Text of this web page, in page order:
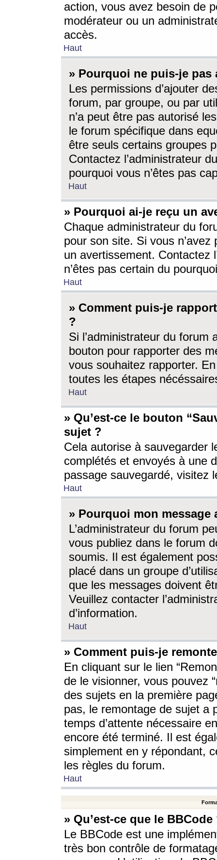
action, vous avez besoin de
modérateur ou un
accès.
Haut
» Pourquoi ne puis-je
Les permissions d’ajouter
forum, par groupe, ou par
n’a peut être pas autorisé
le forum spécifique dans
être seuls certains groupes
Contactez l’administrateur
pourquoi vous n’êtes pas
Haut
» Pourquoi ai-je reçu un
Chaque administrateur du
pour son site. Si vous
un avertissement. Contactez
n’êtes pas certain du
Haut
» Comment puis-je
?
Si l’administrateur du forum
bouton pour rapporter des
vous souhaitez rapporter.
toutes les étapes
Haut
» Qu’est-ce le bouton
sujet ?
Cela autorise à sauvegarder
complétés et envoyés à une
passage sauvegardé, visitez
Haut
» Pourquoi mon message
L’administrateur du forum
vous publiez dans le forum
soumis. Il est également
placé dans un groupe
que les messages doivent
Veuillez contacter
d’information.
Haut
» Comment puis-je
En cliquant sur le lien
de le visionner, vous pouvez
des sujets en la première
pas, le remontage de sujet a
temps d’attente nécessaire
encore été terminé. Il est
simplement en y répondant,
les règles du forum.
Haut
» Qu’est-ce que le BBCode
Le BBCode est une
très bon contrôle de